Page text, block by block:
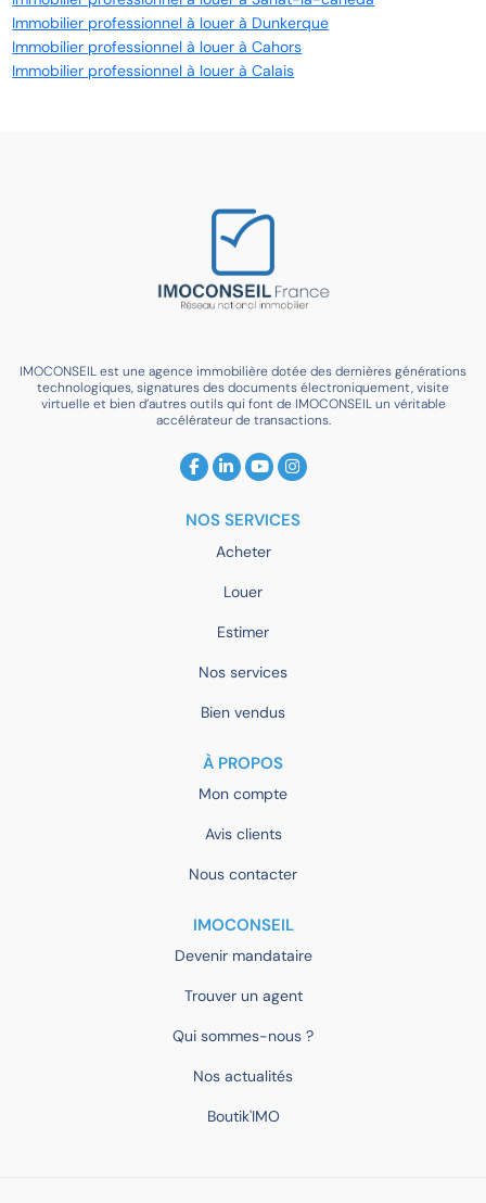
Immobilier professionnel à louer à Dunkerque
Immobilier professionnel à louer à Cahors
Immobilier professionnel à louer à Calais
IMOCONSEIL est une agence immobilière dotée des dernières générations
technologiques, signatures des documents électroniquement, visite
virtuelle et bien d’autres outils qui font de IMOCONSEIL un véritable
accélérateur de transactions.
NOS SERVICES
Acheter
Louer
Estimer
Nos services
Bien vendus
À PROPOS
Mon compte
Avis clients
Nous contacter
IMOCONSEIL
Devenir mandataire
Trouver un agent
Qui sommes-nous ?
Nos actualités
Boutik'IMO